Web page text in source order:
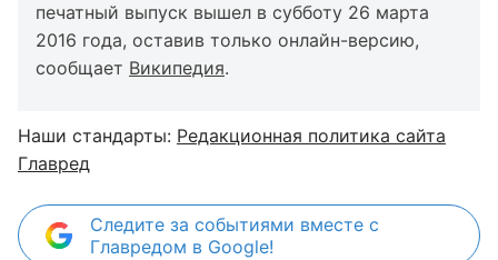
печатный выпуск вышел в субботу 26 марта
2016 года, оставив только онлайн-версию,
сообщает Википедия.
Наши стандарты: Редакционная политика сайта
Главред
Следите за событиями вместе с
Главредом в Google!